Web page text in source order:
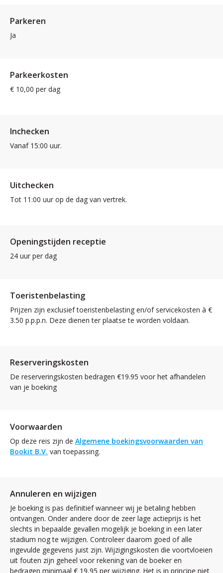
Parkeren
Ja
Parkeerkosten
€ 10,00 per dag
Inchecken
Vanaf 15:00 uur.
Uitchecken
Tot 11:00 uur op de dag van vertrek.
Openingstijden receptie
24 uur per dag
Toeristenbelasting
Prijzen zijn exclusief toeristenbelasting en/of servicekosten à €
3.50 p.p.p.n. Deze dienen ter plaatse te worden voldaan.
Reserveringskosten
De reserveringskosten bedragen €19.95 voor het afhandelen
van je boeking
Voorwaarden
Op deze reis zijn de Algemene boekingsvoorwaarden van
Bookit B.V. van toepassing.
Annuleren en wijzigen
Je boeking is pas definitief wanneer wij je betaling hebben
ontvangen. Onder andere door de zeer lage actieprijs is het
slechts in bepaalde gevallen mogelijk je boeking in een later
stadium nog te wijzigen. Controleer daarom goed of alle
ingevulde gegevens juist zijn. Wijzigingskosten die voortvloeien
uit fouten zijn geheel voor rekening van de boeker en
bedragen minimaal € 19,95 per wijziging. Het is in principe niet